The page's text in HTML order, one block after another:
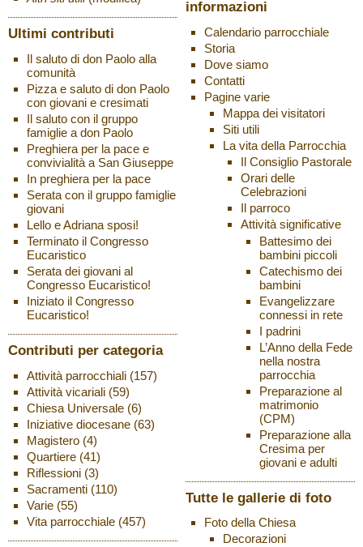
Ultimi contributi
Il saluto di don Paolo alla
comunità
Pizza e saluto di don Paolo
con giovani e cresimati
Il saluto con il gruppo
famiglie a don Paolo
Preghiera per la pace e
convivialità a San Giuseppe
In preghiera per la pace
Serata con il gruppo famiglie
giovani
Lello e Adriana sposi!
Terminato il Congresso
Eucaristico
Serata dei giovani al
Congresso Eucaristico!
Iniziato il Congresso
Eucaristico!
Contributi per categoria
Attività parrocchiali(157)
Attività vicariali(59)
Chiesa Universale(6)
Iniziative diocesane(63)
Magistero(4)
Quartiere(41)
Riflessioni(3)
Sacramenti(110)
Varie(55)
Vita parrocchiale(457)
informazioni
Calendario parrocchiale
Storia
Dove siamo
Contatti
Pagine varie
Mappa dei visitatori
Siti utili
La vita della Parrocchia
Il Consiglio Pastorale
Orari delle
Celebrazioni
Il parroco
Attività significative
Battesimo dei
bambini piccoli
Catechismo dei
bambini
Evangelizzare
connessi in rete
I padrini
L’Anno della Fede
nella nostra
parrocchia
Preparazione al
matrimonio
(CPM)
Preparazione alla
Cresima per
giovani e adulti
Tutte le gallerie di foto
Foto della Chiesa
Decorazioni